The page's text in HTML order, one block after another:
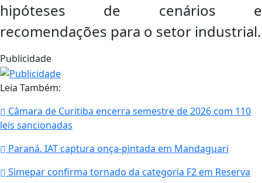
hipóteses de cenários e
recomendações para o setor industrial.
Publicidade
Leia Também:
Câmara de Curitiba encerra semestre de 2026 com 110
leis sancionadas
Paraná. IAT captura onça-pintada em Mandaguari
Simepar confirma tornado da categoria F2 em Reserva